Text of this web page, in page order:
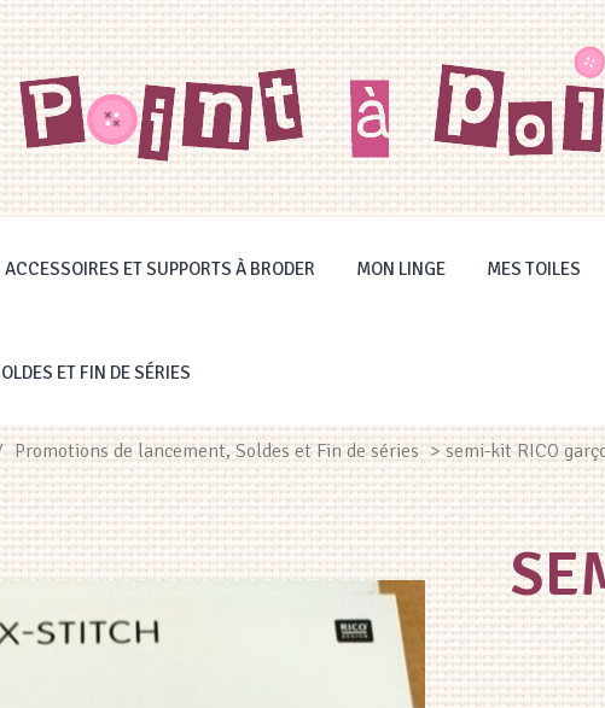
ACCESSOIRES ET SUPPORTS À BRODER MON LINGE MES TOILES
ET FIN DE SÉRIES
Promotions de lancement, Soldes et Fin de séries > semi-kit RICO